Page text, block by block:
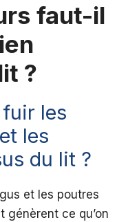
faut-il
?
les
les
du lit ?
et les poutres
génèrent ce qu’on